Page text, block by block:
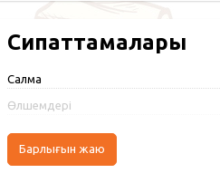
Сипаттамалары
Салмақ
Өлшемдері
Барлығын жаю